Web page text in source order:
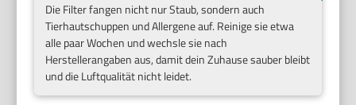
Die Filter fangen nicht nur Staub, sondern auch
Tierhautschuppen und Allergene auf. Reinige sie etwa
alle paar Wochen und wechsle sie nach
Herstellerangaben aus, damit dein Zuhause sauber bleibt
und die Luftqualität nicht leidet.